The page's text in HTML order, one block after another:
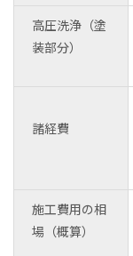
高圧洗浄（塗
装部分）
諸経費
施工費用の相
場（概算）